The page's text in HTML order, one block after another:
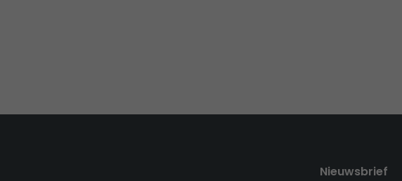
Nieuwsbrief